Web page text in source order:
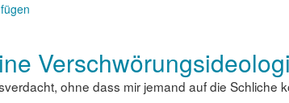
ohne dass mir jemand auf die Schliche